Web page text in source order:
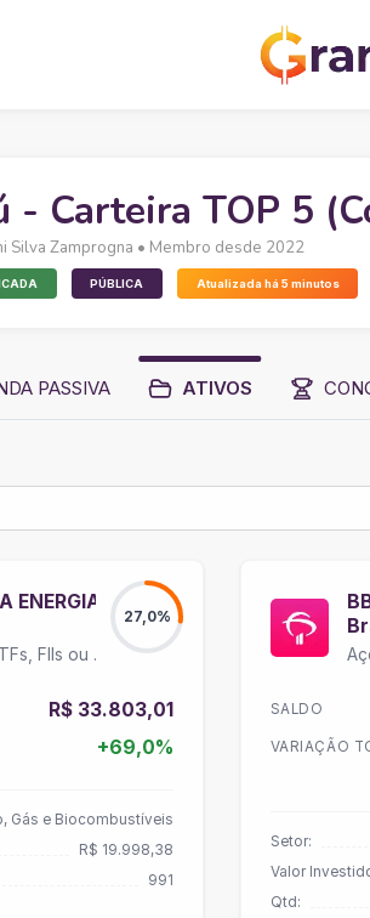
- Carteira TOP 5
Silva Zamprogna • Membro desde 2022
PÚBLICA Atualizada há 5 minutos
PASSIVA ATIVOS
ENERGIA
Ações, BDRs, ETFs, FIIs ou Units
27,0%
R$ 33.803,01
+69,0%
Gás e Biocombustíveis
R$ 19.998,38
991
SALDO
VARIAÇÃO
Setor:
Valor
Qtd: